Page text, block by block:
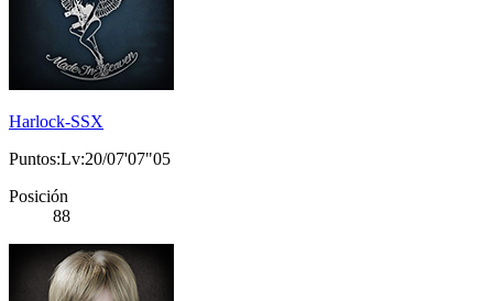
Harlock-SSX
Puntos:Lv:20/07'07"05
Posición
88